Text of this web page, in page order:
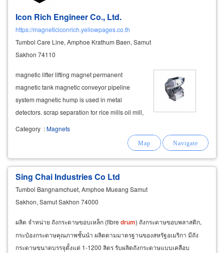
Icon Rich Engineer Co., Ltd.
https://magneticiconrich.yellowpages.co.th
Tumbol Care Line, Amphoe Krathum Baen, Samut
Sakhon 74110
magnetic lifter lifting magnet permanent
magnetic tank magnetic conveyor pipeline
system magnetic hump is used in metal
detectors. scrap separation for rice mills oil mill,
Category :Magnets
Sing Chai Industries Co Ltd
Tumbol Bangnamchuet, Amphoe Mueang Samut
Sakhon, Samut Sakhon 74000
ผลิต จำหน่าย ถังกระดาษขอบเหล็ก (fibre drum) ถังกระดาษขอบพลาสติก,
กระป๋องกระดาษคุณภาพชั้นนำ ผลิตตามมาตรฐานของสหรัฐอเมริกา มีถัง
กระดาษขนาดบรรจุตั้งแต่ 1-1200 ลิตร รับผลิตถังกระดาษแบบเคลือบ